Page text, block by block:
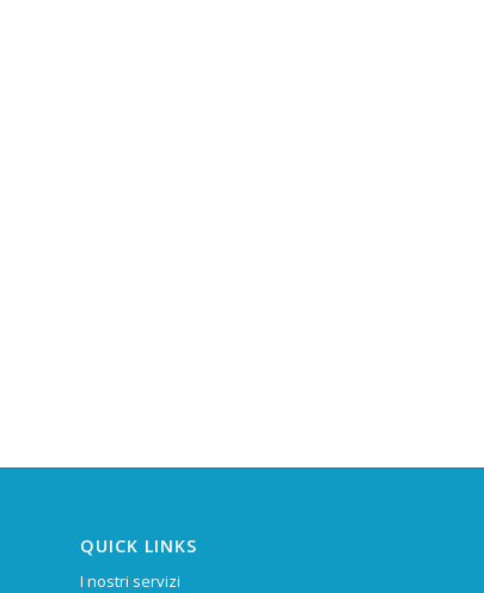
QUICK LINKS
I nostri servizi